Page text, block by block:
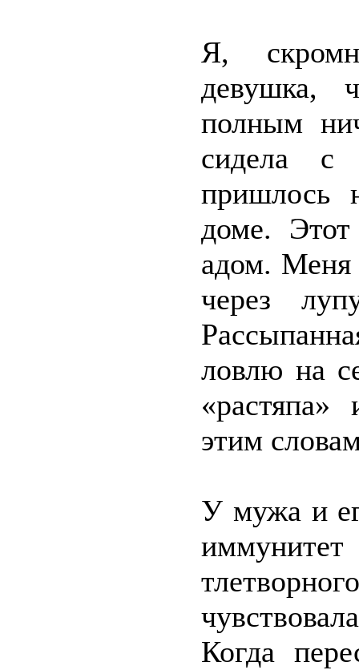
Я,
девушка,
полным
сидела с
пришлось
доме.
адом. Меня
через
ловлю на
этим
У мужа и
Когда